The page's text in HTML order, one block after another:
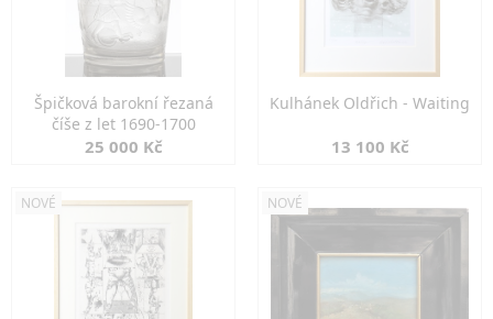
Špičková barokní řezaná
číše z let 1690-1700
25 000 Kč
Kulhánek Oldřich - Waiting
13 100 Kč
NOVÉ NOVÉ